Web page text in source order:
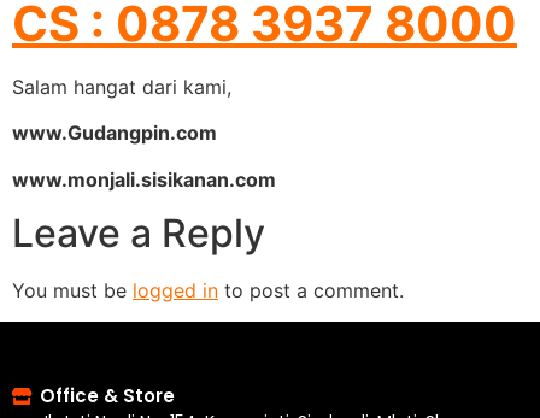
CS : 0878 3937 8000
Salam hangat dari kami,
www.Gudangpin.com
www.monjali.sisikanan.com
Leave a Reply
You must be logged in to post a comment.
Office & Store